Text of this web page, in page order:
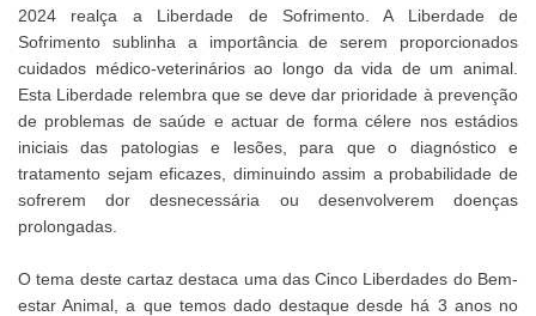
2024 realça a Liberdade de Sofrimento. A Liberdade de
Sofrimento sublinha a importância de serem proporcionados
cuidados médico-veterinários ao longo da vida de um animal.
Esta Liberdade relembra que se deve dar prioridade à prevenção
de problemas de saúde e actuar de forma célere nos estádios
iniciais das patologias e lesões, para que o diagnóstico e
tratamento sejam eficazes, diminuindo assim a probabilidade de
sofrerem dor desnecessária ou desenvolverem doenças
prolongadas.
O tema deste cartaz destaca uma das Cinco Liberdades do Bem-
estar Animal, a que temos dado destaque desde há 3 anos no